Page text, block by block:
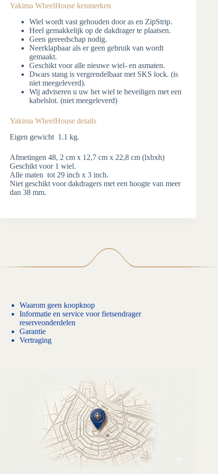
Yakima WheelHouse kenmerken
Wiel wordt vast gehouden door as en ZipStrip.
Heel gemakkelijk op de dakdrager te plaatsen.
Geen gereedschap nodig.
Neerklapbaar als er geen gebruik van wordt
gemaakt.
Geschikt voor alle nieuwe wiel- en asmaten.
Dwars stang is vergrendelbaar met SKS lock. (is
niet meegeleverd).
Wij adviseren u uw het wiel te beveiligen met een
kabelslot. (niet meegeleverd)
Yakima WheelHouse details
Eigen gewicht 1.1 kg.
Afmetingen 48, 2 cm x 12,7 cm x 22,8 cm (lxbxh)
Geschikt voor 1 wiel.
Alle maten tot 29 inch x 3 inch.
Niet geschikt voor dakdragers met een hoogte van meer
dan 38 mm.
Waarom geen koopknop
Informatie en service voor fietsendrager
reserveonderdelen
Garantie
Vertraging